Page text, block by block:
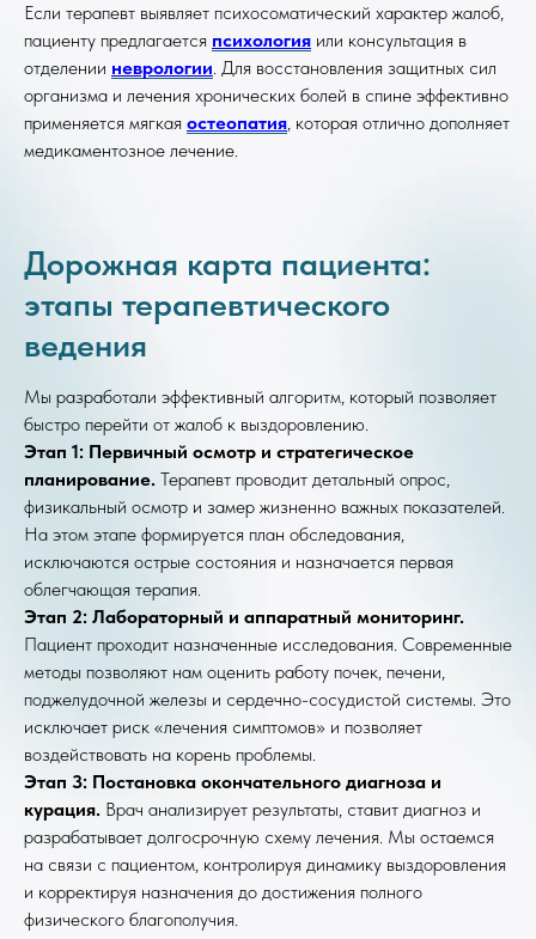
Если терапевт выявляет психосоматический характер жалоб,
пациенту предлагается психология или консультация в
отделении неврологии. Для восстановления защитных сил
организма и лечения хронических болей в спине эффективно
применяется мягкая остеопатия, которая отлично дополняет
медикаментозное лечение.
Дорожная карта пациента:
этапы терапевтического
ведения
Мы разработали эффективный алгоритм, который позволяет
быстро перейти от жалоб к выздоровлению.
Этап 1: Первичный осмотр и стратегическое
планирование. Терапевт проводит детальный опрос,
физикальный осмотр и замер жизненно важных показателей.
На этом этапе формируется план обследования,
исключаются острые состояния и назначается первая
облегчающая терапия.
Этап 2: Лабораторный и аппаратный мониторинг.
Пациент проходит назначенные исследования. Современные
методы позволяют нам оценить работу почек, печени,
поджелудочной железы и сердечно-сосудистой системы. Это
исключает риск «лечения симптомов» и позволяет
воздействовать на корень проблемы.
Этап 3: Постановка окончательного диагноза и
курация. Врач анализирует результаты, ставит диагноз и
разрабатывает долгосрочную схему лечения. Мы остаемся
на связи с пациентом, контролируя динамику выздоровления
и корректируя назначения до достижения полного
физического благополучия.